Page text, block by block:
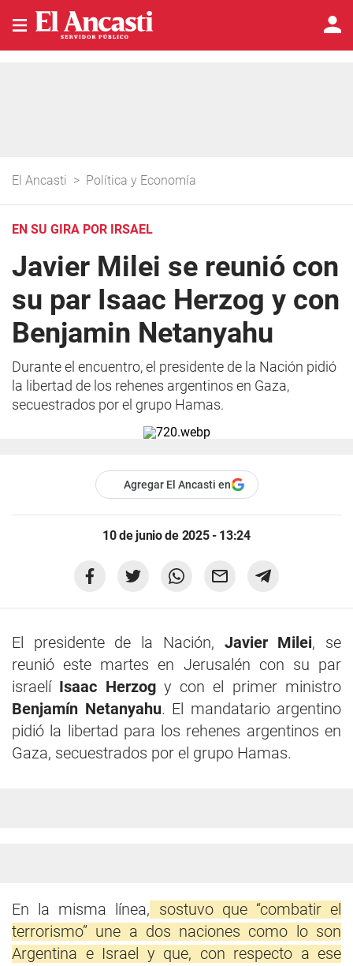
El Ancasti > Política y Economía
EN SU GIRA POR IRSAEL
Javier Milei se reunió con
su par Isaac Herzog y con
Benjamin Netanyahu
Durante el encuentro, el presidente de la Nación pidió
la libertad de los rehenes argentinos en Gaza,
secuestrados por el grupo Hamas.
Agregar El Ancasti en
10 de junio de 2025 - 13:24
El presidente de la Nación, Javier Milei, se
reunió este martes en Jerusalén con su par
israelíIsaac Herzogy con el primer ministro
Benjamín Netanyahu. El mandatario argentino
pidió la libertad para los rehenes argentinos en
Gaza, secuestrados por el grupo Hamas.
En la misma línea, sostuvo que “combatir el
terrorismo” une a dos naciones como lo son
Argentina e Israel y que, con respecto a ese